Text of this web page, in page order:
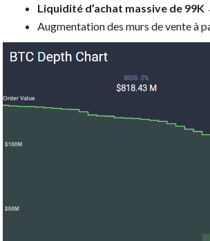
Liquidité d’achat massive de
Augmentation des murs de vente à